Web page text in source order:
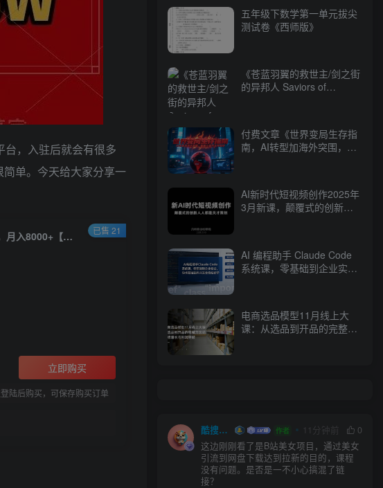
，入驻后就会有很多
单。今天给大家分享一
小红书商单最新玩法，8篇笔记涨粉1.6w，作品制作简单，月入8000+【揭秘】
立即购买
陆后购买，可保存购买订单
已售 21
五年级下数学第一单元拔尖
测试卷《西师版》
《苍蓝羽翼的救世主/剑之街
的异邦人 Saviors of
Switch英文版XCI下载 – 含
1.0.2补丁
付费文章《世界变局生存指
南，AI转型加海外突围，破
AI新时代短视频创作2025年
3月新课，​颠覆式的创新人
AI 编程助手 Claude Code
系统课，零基础到企业实
电商选品模型11月线上大
课：从选品到开品的完整方
酷搜笔记 作者 11分钟前
0
这边刚刚看了是B站美女项目，通过美女
引流到网盘下载达到拉新的目的，课程
没有问题。是否是一不小心搞混了链
接？